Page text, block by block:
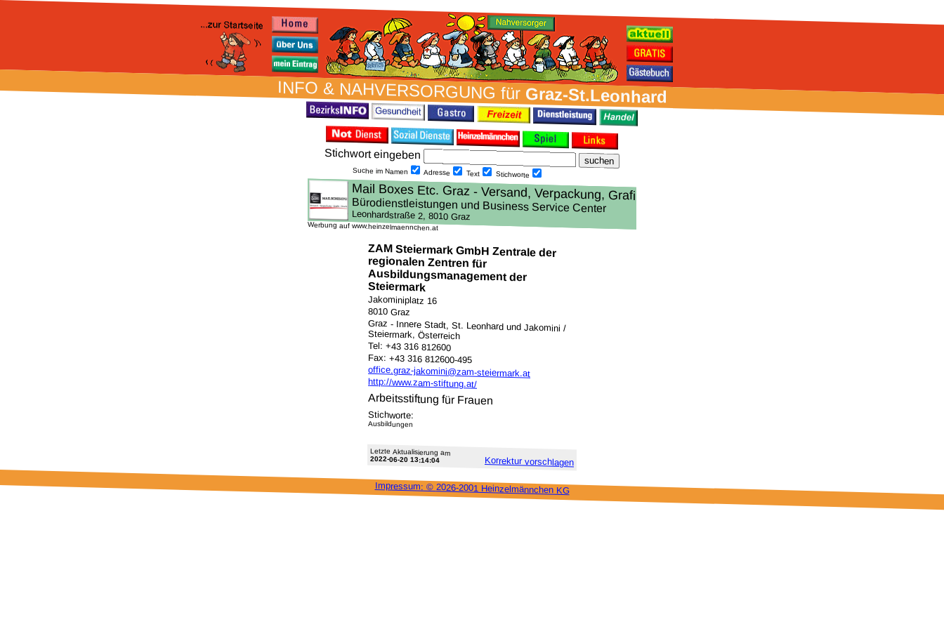
INFO & NAH­VER­SORG­UNG fürGraz-St.Leonhard
Stich­wort ein­geben
Suche im Namen Adresse Text Stich­worte
Werbung auf www.heinzelmaennchen.at
ZAM Steiermark GmbH Zentrale der
regionalen Zentren für
Ausbildungsmanagement der
Steiermark
Jakominiplatz 16
8010 Graz
Graz - Innere Stadt, St. Leonhard und Jakomini /
Steiermark, Österreich
Tel: +43 316 812600
Fax: +43 316 812600-495
office.graz-jakomini@zam-steiermark.at
http://www.zam-stiftung.at/
Arbeitsstiftung für Frauen
Stichworte:
Ausbildungen
Letzte Aktu­alisie­rung am
2022-06-20 13:14:04 Korrektur vor­schlagen
Impressum: © 2026-2001 Heinzel­männchen KG